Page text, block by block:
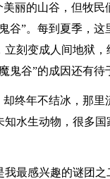
丽的山谷，但牧
谷”。每到夏季，
刻变成人间地狱
鬼谷”的成因还有待
终年不结冰，那
水生动物，很多
最感兴趣的谜团